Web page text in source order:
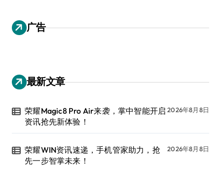
广告
最新文章
荣耀Magic8 Pro Air来袭，掌中智能开启
资讯抢先新体验！
2026年8月8日
荣耀WIN资讯速递，手机管家助力，抢
先一步智掌未来！
2026年8月8日